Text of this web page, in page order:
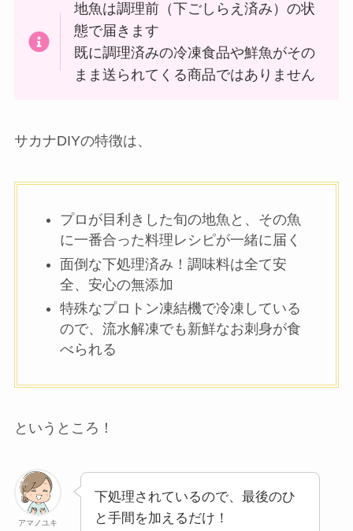
地魚は調理前（下ごしらえ済み）の状
態で届きます
既に調理済みの冷凍食品や鮮魚がその
まま送られてくる商品ではありません
サカナDIYの特徴は、
プロが目利きした旬の地魚と、その魚
に一番合った料理レシピが一緒に届く
面倒な下処理済み！調味料は全て安
全、安心の無添加
特殊なプロトン凍結機で冷凍している
ので、流水解凍でも新鮮なお刺身が食
べられる
というところ！
アマノユキ
下処理されているので、最後のひ
と手間を加えるだけ！